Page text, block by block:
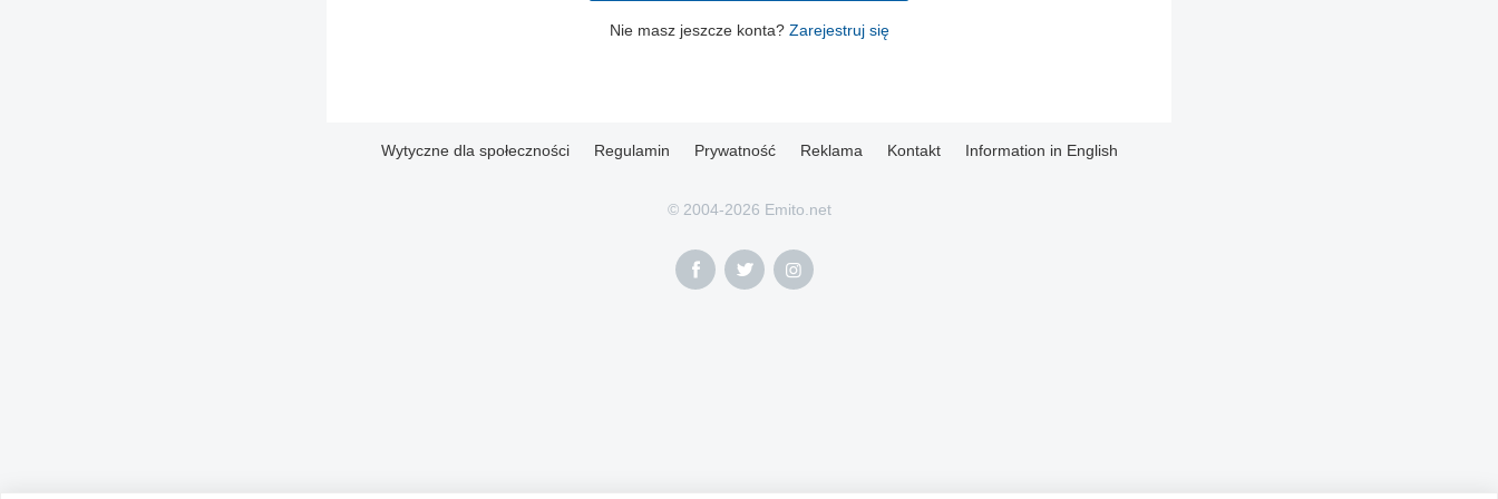
Nie masz jeszcze konta? Zarejestruj się
Wytyczne dla społeczności Regulamin Prywatność Reklama Kontakt Information in English
© 2004-2026 Emito.net